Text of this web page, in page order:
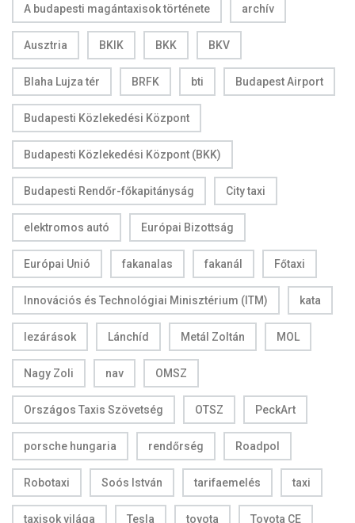
A budapesti magántaxisok története archív
Ausztria BKIK BKK BKV
Blaha Lujza tér BRFK bti Budapest Airport
Budapesti Közlekedési Központ
Budapesti Közlekedési Központ (BKK)
Budapesti Rendőr-főkapitányság City taxi
elektromos autó Európai Bizottság
Európai Unió fakanalas fakanál Főtaxi
Innovációs és Technológiai Minisztérium (ITM) kata
lezárások Lánchíd Metál Zoltán MOL
Nagy Zoli nav OMSZ
Országos Taxis Szövetség OTSZ PeckArt
porsche hungaria rendőrség Roadpol
Robotaxi Soós István tarifaemelés taxi
taxisok világa Tesla toyota Toyota CE